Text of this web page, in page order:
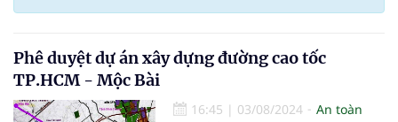
Phê duyệt dự án xây dựng đường cao tốc
TP.HCM - Mộc Bài
16:45 | 03/08/2024
An toàn